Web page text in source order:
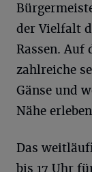
der Vielfalt
Rassen. Auf
zahlreiche
Gänse und
Nähe
Das
bis 17 Uhr